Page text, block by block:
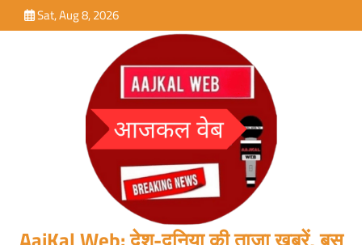
to
Sat, Aug 8, 2026